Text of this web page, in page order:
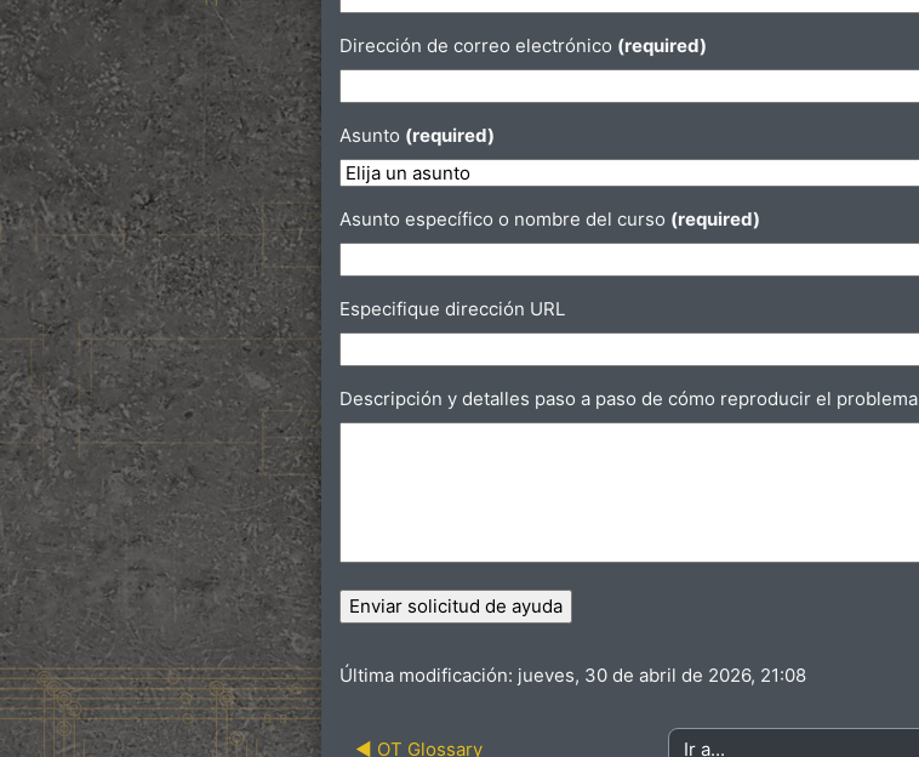
Dirección de correo electrónico (required)
Asunto (required)
Asunto específico o nombre del curso (required)
Especifique dirección URL
Descripción y detalles paso a paso de cómo reproducir el problema
Última modificación: jueves, 30 de abril de 2026, 21:08
◀︎ OT Glossary